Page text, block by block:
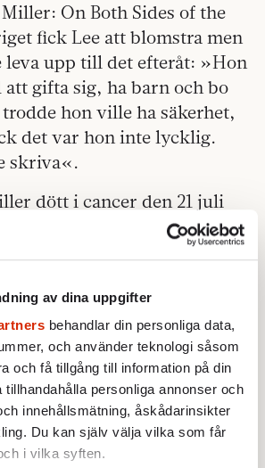
av dina uppgifter
behandlar din personliga data,
och använder teknologi såsom
och få tillgång till information på din
tillhandahålla personliga annonser och
innehållsmätning, åskådarinsikter
Du kan själv välja vilka som får
i vilka syften.
On Both Sides of the
fick Lee att blomstra men
leva upp till det efteråt: »Hon
gifta sig, ha barn och bo
hon ville ha säkerhet,
det var hon inte lycklig.
skriva«.
dött i cancer den 21 juli
hennes son ett arkiv med över
och negativ. Med tiden har
musa är inte längre bara ett
Miller – Krig och mode«
på Kulturhuset i